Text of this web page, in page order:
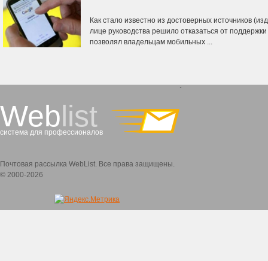
Как стало известно из достоверных источников
лице руководства решило отказаться от
позволял владельцам мобильных ...
Weblist
система для профессионалов
`
Почтовая рассылка WebList. Все права защищены.
© 2000-2026